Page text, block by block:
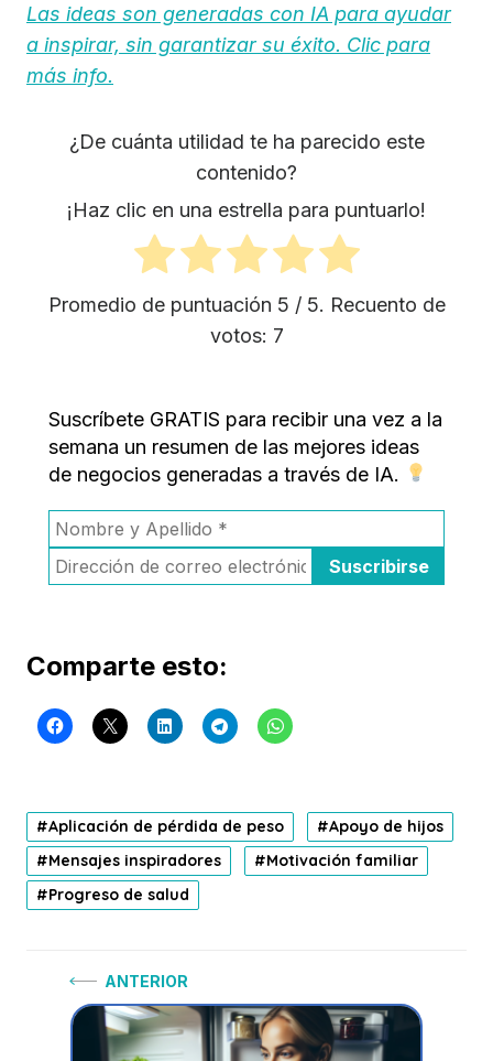
Las ideas son generadas con IA para ayudar
a inspirar, sin garantizar su éxito. Clic para
más info.
¿De cuánta utilidad te ha parecido este
contenido?
¡Haz clic en una estrella para puntuarlo!
Promedio de puntuación 5 / 5. Recuento de
votos: 7
Suscríbete GRATIS para recibir una vez a la
semana un resumen de las mejores ideas
de negocios generadas a través de IA.
Comparte esto:
Aplicación de pérdida de peso
Apoyo de hijos
Mensajes inspiradores
Motivación familiar
Progreso de salud
Navegación
ANTERIOR
Anterior: